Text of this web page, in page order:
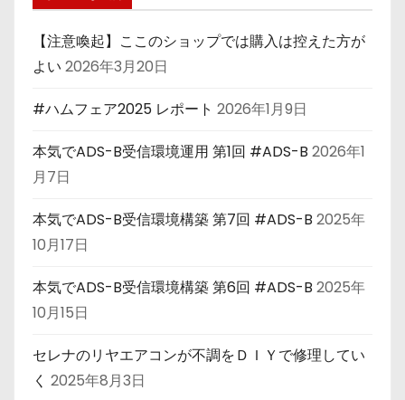
【注意喚起】ここのショップでは購入は控えた方が
よい 2026年3月20日
#ハムフェア2025 レポート 2026年1月9日
本気でADS-B受信環境運用 第1回 #ADS-B 2026年1
月7日
本気でADS-B受信環境構築 第7回 #ADS-B 2025年
10月17日
本気でADS-B受信環境構築 第6回 #ADS-B 2025年
10月15日
セレナのリヤエアコンが不調をＤＩＹで修理してい
く 2025年8月3日